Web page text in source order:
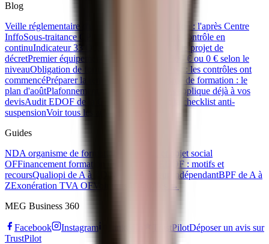
Blog
Veille réglementaire d'un organisme de formation : l'après Centre
InffoSous-traitance CPF : la règle des 80/20 se contrôle en
continuIndicateur 33 Qualiopi : ce que prévoit le projet de
décretPremier équipement apprenti : 500 €, 300 € ou 0 € selon le
niveauObligation de formation IA en entreprise : les contrôles ont
commencéPréparer la rentrée de son organisme de formation : le
plan d'aoûtPlafonnement CPF 2026 : ce qui s'applique déjà à vos
devisAudit EDOF de la Caisse des Dépôts : la checklist anti-
suspensionVoir tous les articles →
Guides
NDA organisme de formation
Code APE et objet social
OFFinancement formation OPCO
Refus EDOF : motifs et
recoursQualiopi de A à Z Devenir formateur indépendantBPF de A à
ZExonération TVA OF Voir tous les guides →
MEG Business 360
Facebook Instagram TrustPilotDéposer un avis sur
TrustPilot